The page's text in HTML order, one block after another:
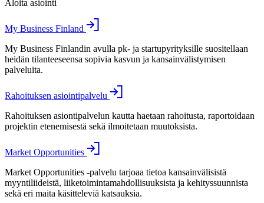
Aloita asiointi
My Business Finland
My Business Finlandin avulla pk- ja startupyrityksille suositellaan
heidän tilanteeseensa sopivia kasvun ja kansainvälistymisen
palveluita.
Rahoituksen asiointipalvelu
Rahoituksen asiontipalvelun kautta haetaan rahoitusta, raportoidaan
projektin etenemisestä sekä ilmoitetaan muutoksista.
Market Opportunities
Market Opportunities -palvelu tarjoaa tietoa kansainvälisistä
myyntiliideistä, liiketoimintamahdollisuuksista ja kehityssuunnista
sekä eri maita käsitteleviä katsauksia.